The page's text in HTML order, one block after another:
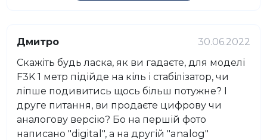
Дмитро
30.06.2022
Скажіть будь ласка, як ви гадаєте, для моделі
F3K 1 метр підійде на кіль і стабілізатор, чи
ліпше подивитись щось більш потужне? І
друге питання, ви продаєте цифрову чи
аналогову версію? Бо на першій фото
написано "digital", а на другій "analog"